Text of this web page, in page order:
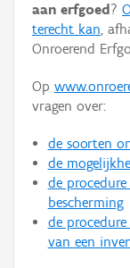
Hergebruik
Aanmelden
aan erfgoed ?
terecht kan,
Onroerend
Op
vragen over:
de soorten
de
de
bescherming
de
van een